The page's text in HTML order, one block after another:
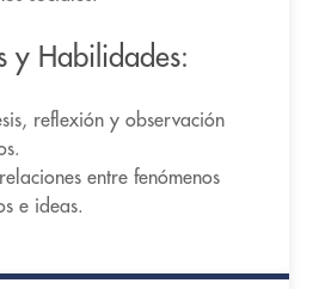
y Habilidades:
reflexión y observación
entre fenómenos
e ideas.